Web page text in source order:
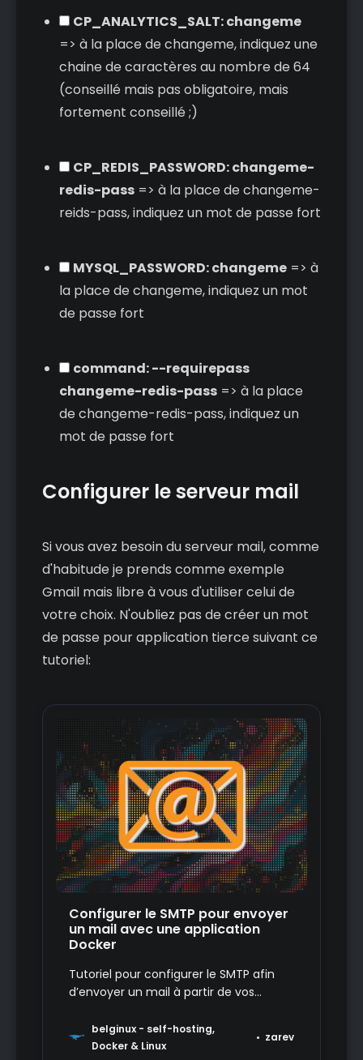
CP_ANALYTICS_SALT: changeme
=> à la place de changeme, indiquez une
chaine de caractères au nombre de 64
(conseillé mais pas obligatoire, mais
fortement conseillé ;)
CP_REDIS_PASSWORD: changeme-
redis-pass=> à la place de changeme-
reids-pass, indiquez un mot de passe fort
MYSQL_PASSWORD: changeme=> à
la place de changeme, indiquez un mot
de passe fort
command: --requirepass
changeme-redis-pass=> à la place
de changeme-redis-pass, indiquez un
mot de passe fort
Configurer le serveur mail
Si vous avez besoin du serveur mail, comme
d'habitude je prends comme exemple
Gmail mais libre à vous d'utiliser celui de
votre choix. N'oubliez pas de créer un mot
de passe pour application tierce suivant ce
tutoriel:
Configurer le SMTP pour envoyer
un mail avec une application
Docker
Tutoriel pour configurer le SMTP afin
d’envoyer un mail à partir de vos
belginux - self-hosting,
Docker & Linux
zarev